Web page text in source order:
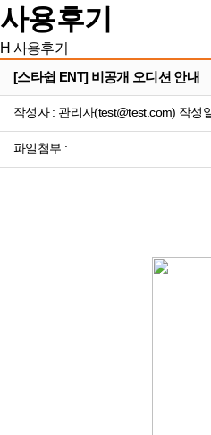
사용후기
H 사용후기
[스타쉽 ENT] 비공개 오디션 안내
작성자 : 관리자(test@test.com) 작성
파일첨부 :